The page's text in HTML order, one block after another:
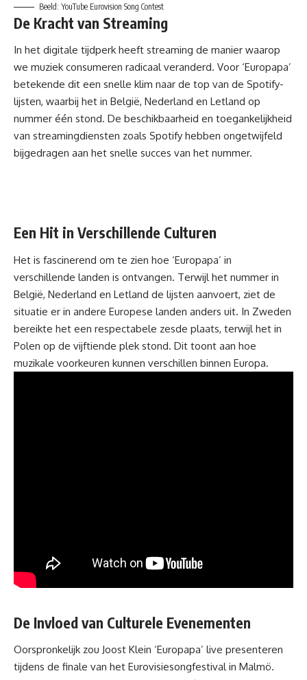
Beeld: YouTube Eurovision Song Contest
De Kracht van Streaming
In het digitale tijdperk heeft streaming de manier waarop
we muziek consumeren radicaal veranderd. Voor ‘Europapa’
betekende dit een snelle klim naar de top van de Spotify-
lijsten, waarbij het in België, Nederland en Letland op
nummer één stond. De beschikbaarheid en toegankelijkheid
van streamingdiensten zoals Spotify hebben ongetwijfeld
bijgedragen aan het snelle succes van het nummer.
Een Hit in Verschillende Culturen
Het is fascinerend om te zien hoe ‘Europapa’ in
verschillende landen is ontvangen. Terwijl het nummer in
België, Nederland en Letland de lijsten aanvoert, ziet de
situatie er in andere Europese landen anders uit. In Zweden
bereikte het een respectabele zesde plaats, terwijl het in
Polen op de vijftiende plek stond. Dit toont aan hoe
muzikale voorkeuren kunnen verschillen binnen Europa.
De Invloed van Culturele Evenementen
Oorspronkelijk zou Joost Klein ‘Europapa’ live presenteren
tijdens de finale van het Eurovisiesongfestival in Malmö.